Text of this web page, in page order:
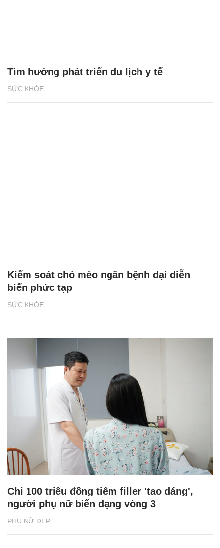
SỨC KHỎE
Tìm hướng phát triển du lịch y tế
SỨC KHỎE
Kiểm soát chó mèo ngăn bệnh dại diễn
biến phức tạp
PHỤ NỮ ĐẸP
Chi 100 triệu đồng tiêm filler 'tạo dáng',
người phụ nữ biến dạng vòng 3